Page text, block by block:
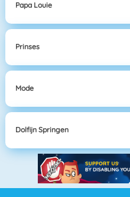
Papa Louie
Prinses
Mode
Dolfijn Springen